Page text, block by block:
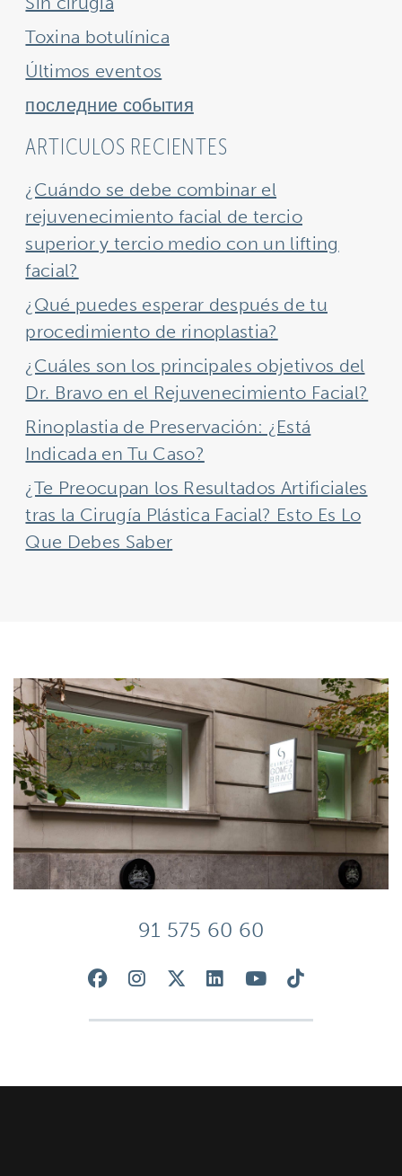
Toxina botulínica
Últimos eventos
последние события
ARTICULOS RECIENTES
¿Cuándo se debe combinar el
rejuvenecimiento facial de tercio
superior y tercio medio con un lifting
facial?
¿Qué puedes esperar después de tu
procedimiento de rinoplastia?
¿Cuáles son los principales objetivos del
Dr. Bravo en el Rejuvenecimiento Facial?
Rinoplastia de Preservación: ¿Está
Indicada en Tu Caso?
¿Te Preocupan los Resultados Artificiales
tras la Cirugía Plástica Facial? Esto Es Lo
Que Debes Saber
91 575 60 60